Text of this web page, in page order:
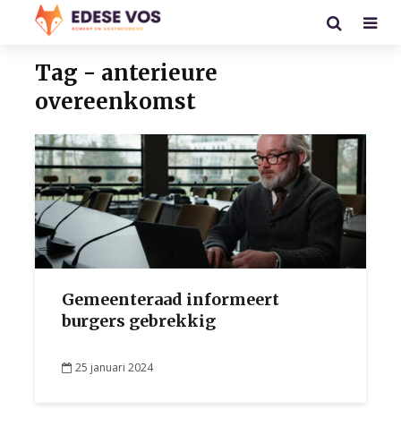
Tag - anterieure
overeenkomst
Gemeenteraad informeert
burgers gebrekkig
25 januari 2024